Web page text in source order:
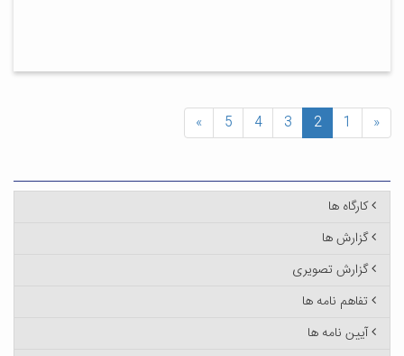
«
1
2
3
4
5
»
کارگاه ها
گزارش ها
گزارش تصویری
تفاهم نامه ها
آیین نامه ها